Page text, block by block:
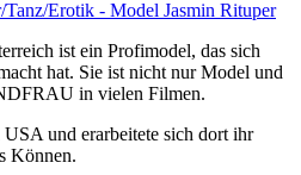
ist ein Profimodel, das sich
hat. Sie ist nicht nur Model und
in vielen Filmen.
USA und erarbeitete sich dort ihr
Können.